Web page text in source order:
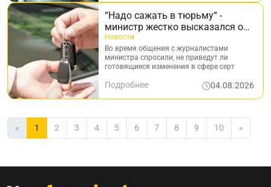
“Надо сажать в тюрьму“ -
министр жестко высказался о
“серых“ автодилерах
Новости
Во время общения с журналистами
министра спросили, не приведут ли
готовящиеся изменения в сфере серт
Подробнее 04.08.2026
« 1 2 3 4 5 6 7 8 9 10 »